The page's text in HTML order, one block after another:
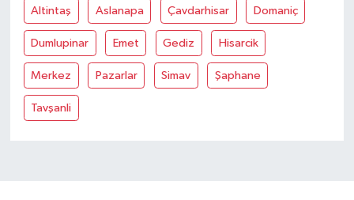
Altintaş Aslanapa Çavdarhisar Domaniç
Dumlupinar Emet Gediz Hisarcik
Merkez Pazarlar Simav Şaphane
Tavşanli